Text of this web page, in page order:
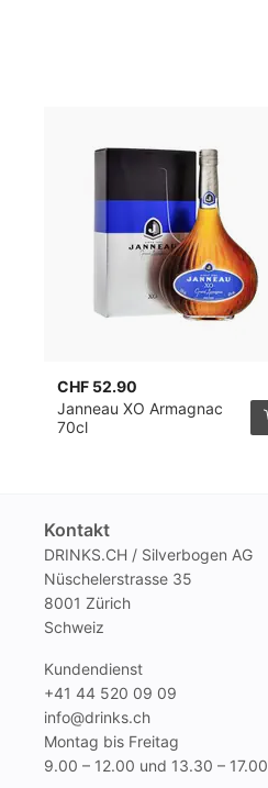
CHF 52.90
Janneau XO Armagnac
70cl
Kontakt
DRINKS.CH / Silverbogen AG
Nüschelerstrasse 35
8001 Zürich
Schweiz
Kundendienst
+41 44 520 09 09
info@drinks.ch
Montag bis Freitag
9.00 – 12.00 und 13.30 – 17.00